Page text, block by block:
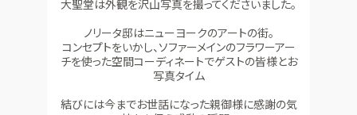
資料請求 お問い合わせ フェア予約
大聖堂は外観を沢山写真を撮ってくださいました。
ノリータ邸はニューヨークのアートの街。
コンセプトをいかし、ソファーメインのフラワーアー
チを使った空間コーディネートでゲストの皆様とお
写真タイム
結びには今までお世話になった親御様に感謝の気